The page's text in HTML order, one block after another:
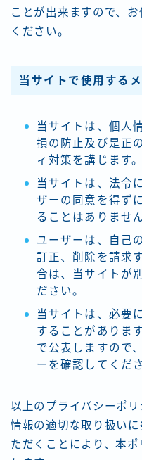
ことが出来ますので、
ください。
当サイトで使用する
当サイトは、個人
損の防止及び是正
ィ対策を講じます。
当サイトは、法令
ザーの同意を得ず
ることはありません
ユーザーは、自己
訂正、削除を請求
合は、当サイトが
ださい。
当サイトは、必要
することがありま
で公表しますので
ーを確認してくだ
以上のプライバシーポ
情報の適切な取り扱い
ただくことにより、本